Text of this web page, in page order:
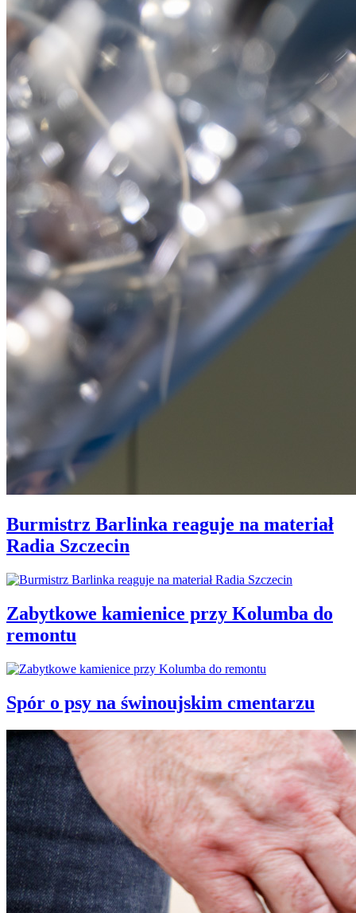
Burmistrz Barlinka reaguje na materiał
Radia Szczecin
Zabytkowe kamienice przy Kolumba do
remontu
Spór o psy na świnoujskim cmentarzu